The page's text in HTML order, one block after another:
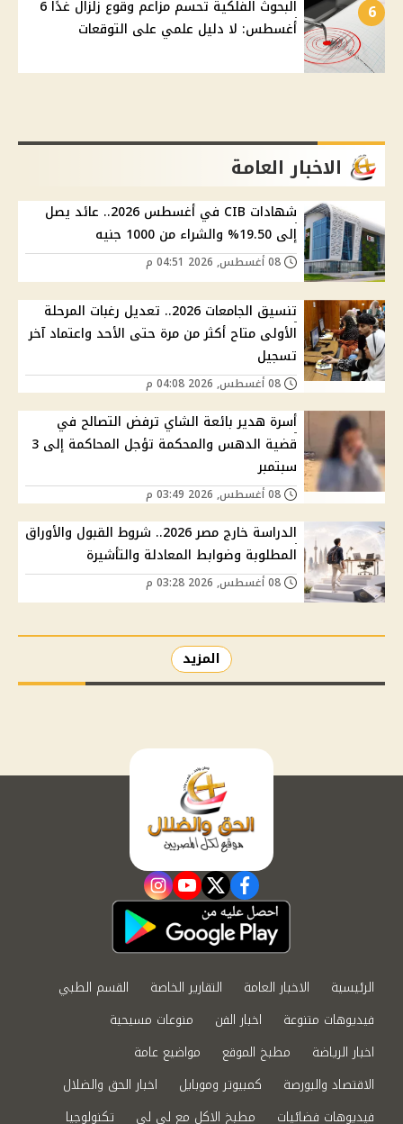
6
البحوث الفلكية تحسم مزاعم وقوع زلزال غدًا 6
أغسطس: لا دليل علمي على التوقعات
الاخبار العامة
شهادات CIB في أغسطس 2026.. عائد يصل
إلى 19.50% والشراء من 1000 جنيه
تنسيق الجامعات 2026.. تعديل رغبات المرحلة
الأولى متاح أكثر من مرة حتى الأحد واعتماد آخر
تسجيل
أسرة هدير بائعة الشاي ترفض التصالح في
قضية الدهس والمحكمة تؤجل المحاكمة إلى 3
سبتمبر
الدراسة خارج مصر 2026.. شروط القبول والأوراق
المطلوبة وضوابط المعادلة والتأشيرة
المزيد
facebook
twitter
youtube
instagram
الرئيسية الاخبار العامة التقارير الخاصة
القسم الطبي
فيديوهات متنوعة
اخبار الفن
منوعات مسيحية
اخبار الرياضة
مطبخ الموقع
مواضيع عامة
الاقتصاد والبورصة
كمبيوتر وموبايل
اخبار الحق والضلال
فيديوهات فضائيات
مطبخ الاكل مع لى لى تكنولوجيا